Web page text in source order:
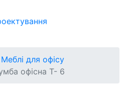
Меблі для офісу
офісна Т- 6